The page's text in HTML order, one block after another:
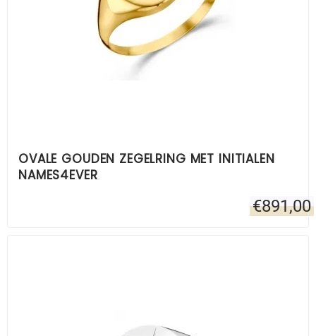
OVALE GOUDEN ZEGELRING MET INITIALEN
NAMES4EVER
€891,00